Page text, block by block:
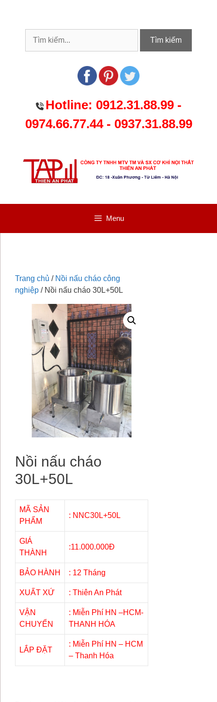
Tìm kiếm
Hotline: 0912.31.88.99-
0974.66.77.44- 0937.31.88.99
Menu
Trang chủ / Nồi nấu cháo công
nghiệp / Nồi nấu cháo 30L+50L
Nồi nấu cháo
30L+50L
MÃ SẢN
PHẨM
: NNC30L+50L
GIÁ
THÀNH
:11.000.000Đ
BẢO HÀNH : 12 Tháng
XUẤT XỨ : Thiên An Phát
VẬN
CHUYỂN
: Miễn Phí HN –HCM-
THANH HÓA
LẮP ĐẶT
: Miễn Phí HN – HCM
– Thanh Hóa